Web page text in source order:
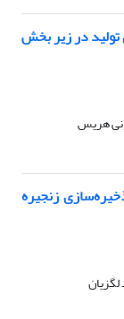
در زیر بخش
هریس
زنجیره